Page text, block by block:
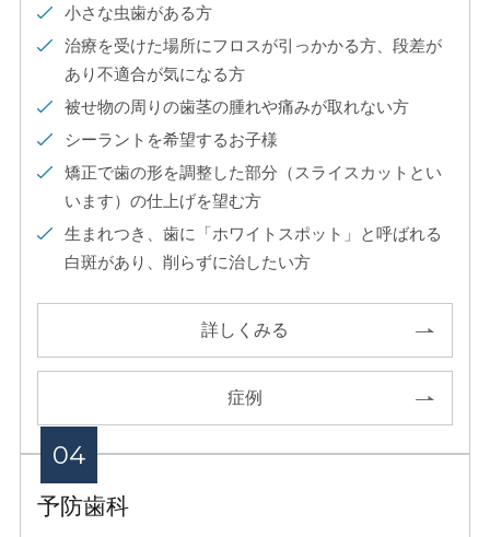
小さな虫歯がある方
治療を受けた場所にフロスが引っかかる方、段差が
あり不適合が気になる方
被せ物の周りの歯茎の腫れや痛みが取れない方
シーラントを希望するお子様
矯正で歯の形を調整した部分（スライスカットとい
います）の仕上げを望む方
生まれつき、歯に「ホワイトスポット」と呼ばれる
白斑があり、削らずに治したい方
詳しくみる
症例
予防⻭科